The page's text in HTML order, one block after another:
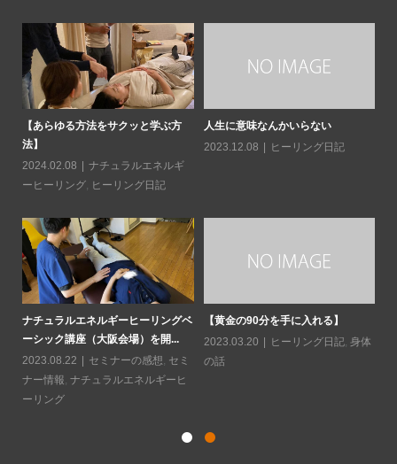
【あらゆる方法をサクッと学ぶ方
法】
2024.02.08
ナチュラルエネルギ
ーヒーリング, ヒーリング日記
人生に意味なんかいらない
2023.12.08
ヒーリング日記
ナチュラルエネルギーヒーリングベ
ーシック講座（大阪会場）を開...
2023.08.22
セミナーの感想, セミ
ナー情報, ナチュラルエネルギーヒ
ーリング
【黄金の90分を手に入れる】
2023.03.20
ヒーリング日記, 身体
の話